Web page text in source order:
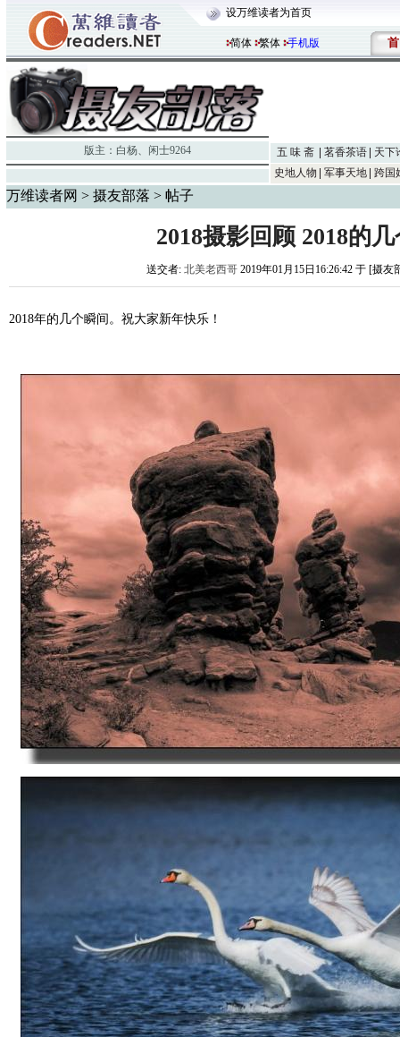
设万维读者为首页
简体 繁体 手机版 首
版主： 白杨、 闲士9264 五 味 斋 茗香茶语
天下
史地人物
军事天地 跨国
万维读者网 > 摄友部落 > 帖子
2018摄影回顾 2018的
送交者: 北美老西哥2019年01月15日16:26:42 于 [摄友
2018年的几个瞬间。祝大家新年快乐！